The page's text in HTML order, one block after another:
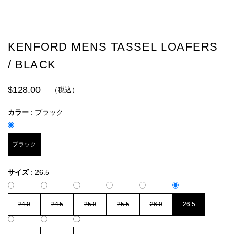
KENFORD MENS TASSEL LOAFERS
/ BLACK
$128.00 （税込）
カラー : ブラック
ブラック
サイズ : 26.5
24.0 24.5 25.0 25.5 26.0 26.5